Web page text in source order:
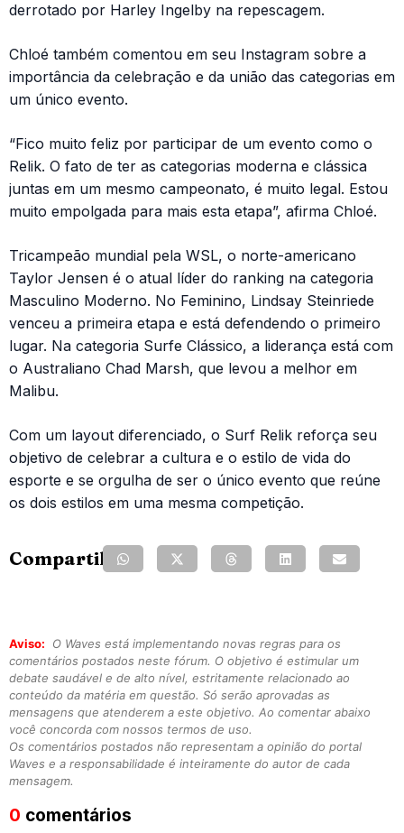
derrotado por Harley Ingelby na repescagem.
Chloé também comentou em seu Instagram sobre a
importância da celebração e da união das categorias em
um único evento.
“Fico muito feliz por participar de um evento como o
Relik. O fato de ter as categorias moderna e clássica
juntas em um mesmo campeonato, é muito legal. Estou
muito empolgada para mais esta etapa”, afirma Chloé.
Tricampeão mundial pela WSL, o norte-americano
Taylor Jensen é o atual líder do ranking na categoria
Masculino Moderno. No Feminino, Lindsay Steinriede
venceu a primeira etapa e está defendendo o primeiro
lugar. Na categoria Surfe Clássico, a liderança está com
o Australiano Chad Marsh, que levou a melhor em
Malibu.
Com um layout diferenciado, o Surf Relik reforça seu
objetivo de celebrar a cultura e o estilo de vida do
esporte e se orgulha de ser o único evento que reúne
os dois estilos em uma mesma competição.
Compartilhe:
Aviso:
O Waves está implementando novas regras para os
comentários postados neste fórum. O objetivo é estimular um
debate saudável e de alto nível, estritamente relacionado ao
conteúdo da matéria em questão. Só serão aprovadas as
mensagens que atenderem a este objetivo. Ao comentar abaixo
você concorda com nossos termos de uso.
Os comentários postados não representam a opinião do portal
Waves e a responsabilidade é inteiramente do autor de cada
mensagem.
0 comentários